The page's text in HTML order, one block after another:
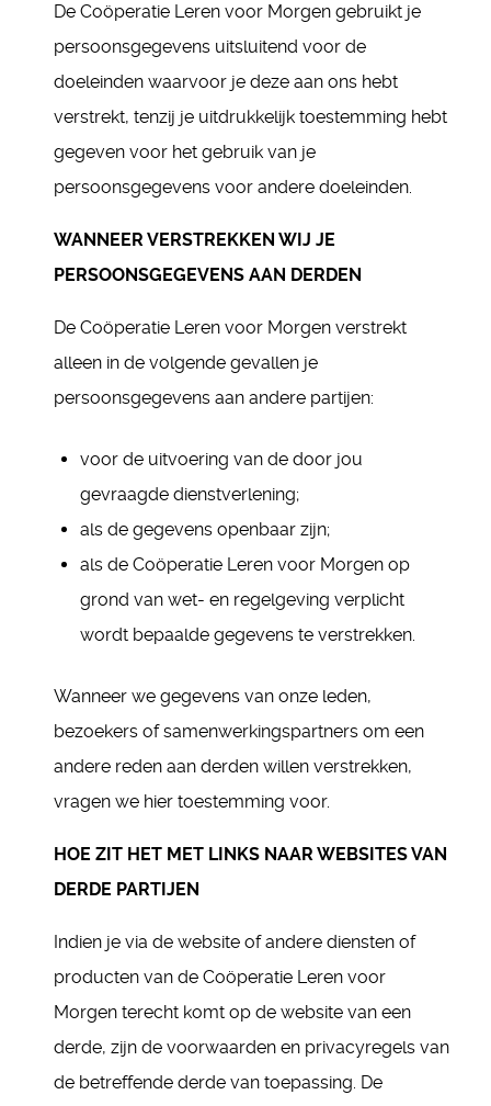
De Coöperatie Leren voor Morgen gebruikt je
persoonsgegevens uitsluitend voor de
doeleinden waarvoor je deze aan ons hebt
verstrekt, tenzij je uitdrukkelijk toestemming hebt
gegeven voor het gebruik van je
persoonsgegevens voor andere doeleinden.
WANNEER VERSTREKKEN WIJ JE
PERSOONSGEGEVENS AAN DERDEN
De Coöperatie Leren voor Morgen verstrekt
alleen in de volgende gevallen je
persoonsgegevens aan andere partijen:
voor de uitvoering van de door jou
gevraagde dienstverlening;
als de gegevens openbaar zijn;
als de Coöperatie Leren voor Morgen op
grond van wet- en regelgeving verplicht
wordt bepaalde gegevens te verstrekken.
Wanneer we gegevens van onze leden,
bezoekers of samenwerkingspartners om een
andere reden aan derden willen verstrekken,
vragen we hier toestemming voor.
HOE ZIT HET MET LINKS NAAR WEBSITES VAN
DERDE PARTIJEN
Indien je via de website of andere diensten of
producten van de Coöperatie Leren voor
Morgen terecht komt op de website van een
derde, zijn de voorwaarden en privacyregels van
de betreffende derde van toepassing. De